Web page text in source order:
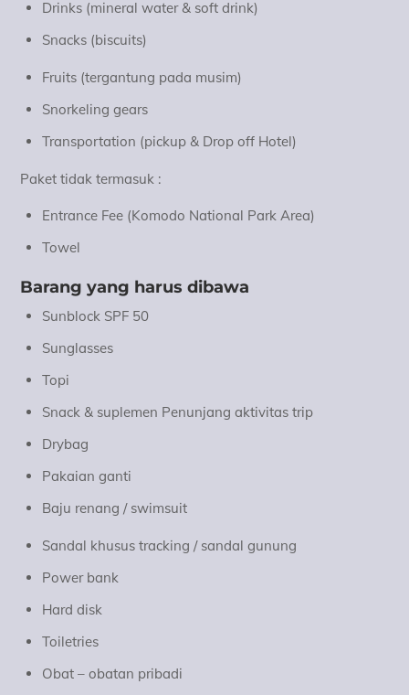
Drinks (mineral water & soft drink)
Snacks (biscuits)
Fruits (tergantung pada musim)
Snorkeling gears
Transportation (pickup & Drop off Hotel)
Paket tidak termasuk :
Entrance Fee (Komodo National Park Area)
Towel
Barang yang harus dibawa
Sunblock SPF 50
Sunglasses
Topi
Snack & suplemen Penunjang aktivitas trip
Drybag
Pakaian ganti
Baju renang / swimsuit
Sandal khusus tracking / sandal gunung
Power bank
Hard disk
Toiletries
Obat – obatan pribadi